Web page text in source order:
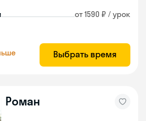
от 1590 ₽ / урок
Выбрать время
Роман